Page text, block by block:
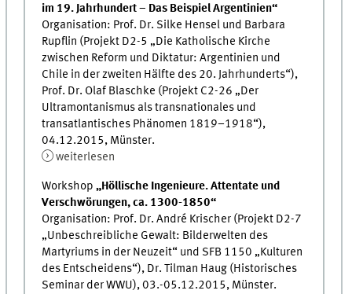
im 19. Jahrhundert – Das Beispiel Argentinien“
Organisation: Prof. Dr. Silke Hensel und Barbara
Rupflin (Projekt D2-5 „Die Katholische Kirche
zwischen Reform und Diktatur: Argentinien und
Chile in der zweiten Hälfte des 20. Jahrhunderts“),
Prof. Dr. Olaf Blaschke (Projekt C2-26 „Der
Ultramontanismus als transnationales und
transatlantisches Phänomen 1819–1918“),
04.12.2015, Münster.
weiterlesen
Workshop„Höllische Ingenieure. Attentate und
Verschwörungen, ca. 1300-1850“
Organisation: Prof. Dr. André Krischer (Projekt D2-7
„Unbeschreibliche Gewalt: Bilderwelten des
Martyriums in der Neuzeit“ und SFB 1150 „Kulturen
des Entscheidens“), Dr. Tilman Haug (Historisches
Seminar der WWU), 03.-05.12.2015, Münster.